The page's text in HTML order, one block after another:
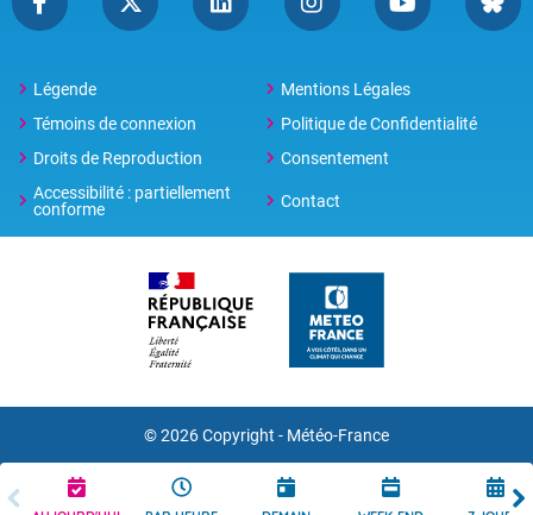
Légende
Mentions Légales
Témoins de connexion
Politique de Confidentialité
Droits de Reproduction
Consentement
Accessibilité : partiellement
conforme
Contact
© 2026 Copyright - Météo-France